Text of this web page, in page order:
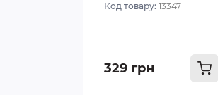
Код товару: 13347
329 грн